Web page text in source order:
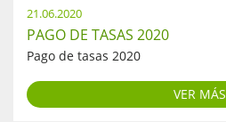
21.06.2020
PAGO DE TASAS 2020
Pago de tasas 2020
VER MÁS